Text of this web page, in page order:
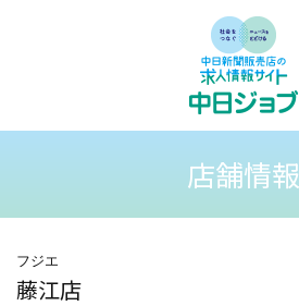
店舗情報
フジエ
藤江店